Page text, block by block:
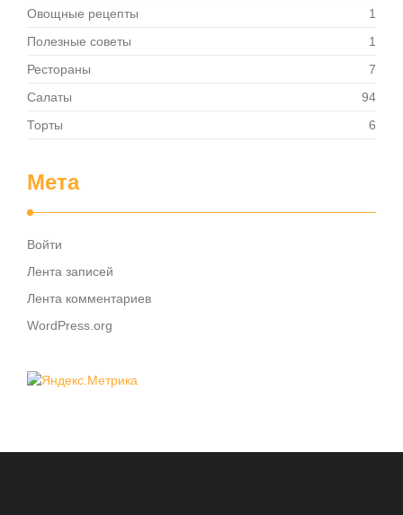
Овощные рецепты
1
Полезные советы
1
Рестораны
7
Салаты
94
Торты
6
Мета
Войти
Лента записей
Лента комментариев
WordPress.org